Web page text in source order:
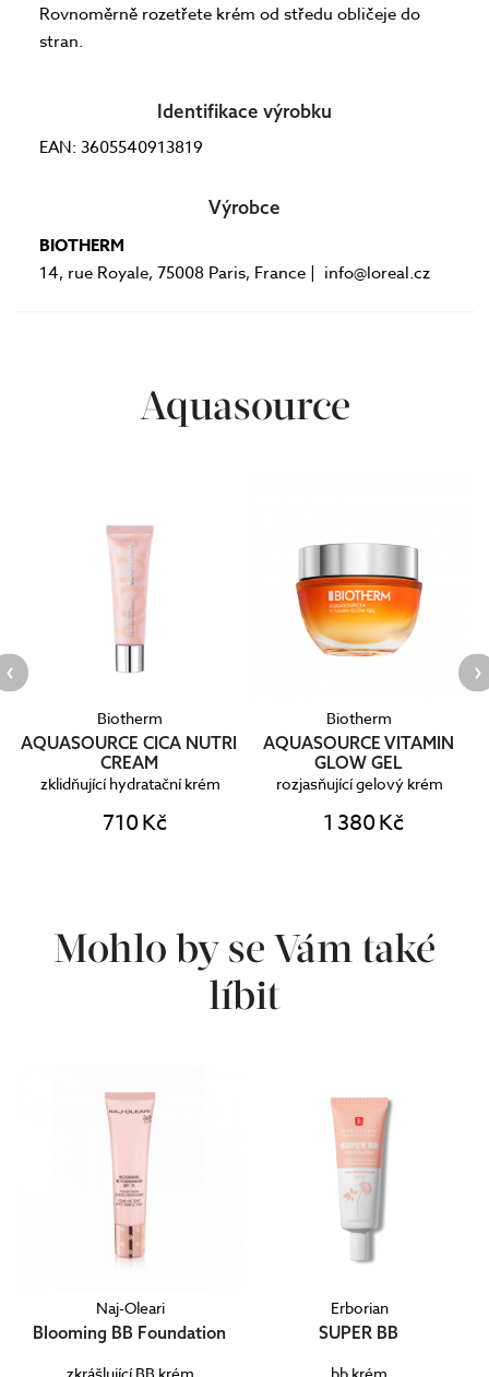
Rovnoměrně rozetřete krém od středu obličeje do
stran.
Identifikace výrobku
EAN: 3605540913819
Výrobce
BIOTHERM
14, rue Royale, 75008 Paris, France | info@loreal.cz
Aquasource
Biotherm
AQUASOURCE CICA NUTRI
CREAM
zklidňující hydratační krém
710 Kč
Biotherm
AQUASOURCE VITAMIN
GLOW GEL
rozjasňující gelový krém
1 380 Kč
Mohlo by se Vám také
líbit
Naj-Oleari
Blooming BB Foundation
Erborian
SUPER BB